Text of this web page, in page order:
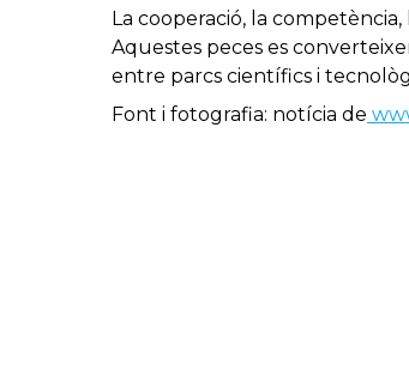
La cooperació, la
Aquestes peces es
entre parcs científics i
Font i fotografia: notícia de